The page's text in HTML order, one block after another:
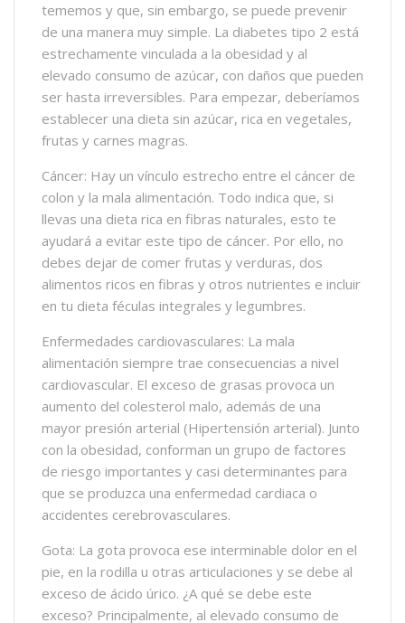
tememos y que, sin embargo, se puede prevenir
de una manera muy simple. La diabetes tipo 2 está
estrechamente vinculada a la obesidad y al
elevado consumo de azúcar, con daños que pueden
ser hasta irreversibles. Para empezar, deberíamos
establecer una dieta sin azúcar, rica en vegetales,
frutas y carnes magras.
Cáncer: Hay un vínculo estrecho entre el cáncer de
colon y la mala alimentación. Todo indica que, si
llevas una dieta rica en fibras naturales, esto te
ayudará a evitar este tipo de cáncer. Por ello, no
debes dejar de comer frutas y verduras, dos
alimentos ricos en fibras y otros nutrientes e incluir
en tu dieta féculas integrales y legumbres.
Enfermedades cardiovasculares: La mala
alimentación siempre trae consecuencias a nivel
cardiovascular. El exceso de grasas provoca un
aumento del colesterol malo, además de una
mayor presión arterial (Hipertensión arterial). Junto
con la obesidad, conforman un grupo de factores
de riesgo importantes y casi determinantes para
que se produzca una enfermedad cardiaca o
accidentes cerebrovasculares.
Gota: La gota provoca ese interminable dolor en el
pie, en la rodilla u otras articulaciones y se debe al
exceso de ácido úrico. ¿A qué se debe este
exceso? Principalmente, al elevado consumo de